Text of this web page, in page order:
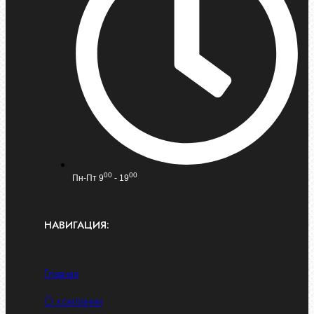
Пн-Пт 900 - 1900
НАВИГАЦИЯ:
Главная
О компании